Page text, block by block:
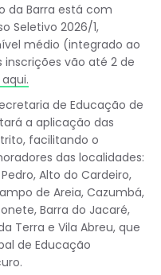
da Barra está com
Seletivo 2026/1,
médio (integrado ao
vão até 2 de
de Educação de
a aplicação das
facilitando o
das localidades:
Alto do Cardeiro,
de Areia, Cazumbá,
Barra do Jacaré,
Terra e Vila Abreu, que
de Educação